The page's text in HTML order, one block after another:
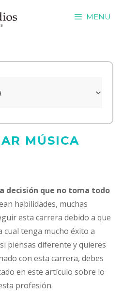
MENU
MÚSICA
decisión que no toma todo
habilidades, muchas
esta carrera debido a que
cual tenga mucho éxito a
piensas diferente y quieres
con esta carrera, debes
en este artículo sobre lo
profesión.